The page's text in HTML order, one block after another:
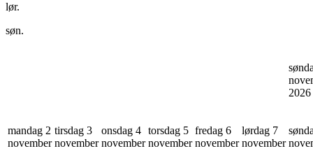
lør.
søn.
2026
mandag 2
november
tirsdag 3
november
onsdag 4
november
torsdag 5
november
fredag 6
november
lørdag 7
november